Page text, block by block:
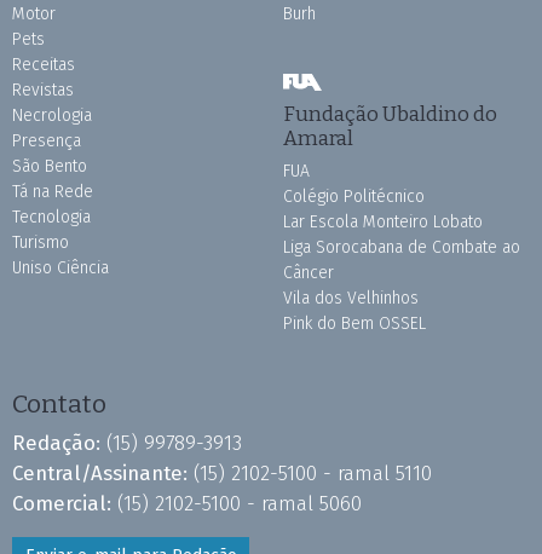
Motor
Pets
Receitas
Revistas
Necrologia
Presença
São Bento
Tá na Rede
Tecnologia
Turismo
Uniso Ciência
Burh
Fundação Ubaldino do
Amaral
FUA
Colégio Politécnico
Lar Escola Monteiro Lobato
Liga Sorocabana de Combate ao
Câncer
Vila dos Velhinhos
Pink do Bem OSSEL
Contato
Redação: (15) 99789-3913
Central/Assinante: (15) 2102-5100 - ramal 5110
Comercial: (15) 2102-5100 - ramal 5060